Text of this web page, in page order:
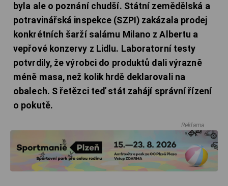
byla ale o poznání chudší. Státní zemědělská a
potravinářská inspekce (SZPI) zakázala prodej
konkrétních šarží salámu Milano z Albertu a
vepřové konzervy z Lidlu. Laboratorní testy
potvrdily, že výrobci do produktů dali výrazně
méně masa, než kolik hrdě deklarovali na
obalech. S řetězci teď stát zahájí správní řízení
o pokutě.
Reklama